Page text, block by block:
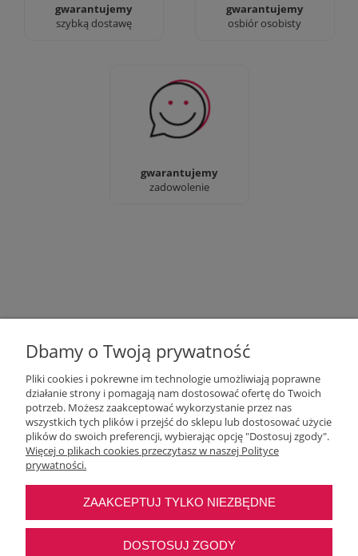
gwarantujemy
szybką dostawę
gwarantujemy
osbiór osobisty
gwarantujemy
zadowolenie
Sprawdź nasze 100%
zadowolenia Klientów
Moje konto
Najczęstsze pytania
Dbamy o Twoją prywatność
Pliki cookies i pokrewne im technologie umożliwiają poprawne
działanie strony i pomagają nam dostosować ofertę do Twoich
potrzeb. Możesz zaakceptować wykorzystanie przez nas
wszystkich tych plików i przejść do sklepu lub dostosować użycie
plików do swoich preferencji, wybierając opcję "Dostosuj zgody".
Więcej o plikach cookies przeczytasz w naszej Polityce
prywatności.
ZAAKCEPTUJ TYLKO NIEZBĘDNE
DOSTOSUJ ZGODY